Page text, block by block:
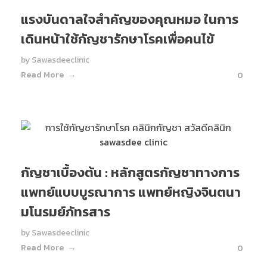
แรงบันดาลใจสำคัญของคุณหมอ ในการ
เดินหน้าใช้กัญชารักษาโรคเพื่อคนไข้
bySawasdeeclinic
Read More
0
กัญชาเบื้องต้น : หลักสูตรกัญชาทางการ
แพทย์แบบบูรณาการ แพทย์หญิงจินตนา
มโนรมย์ภัทรสาร
bySawasdeeclinic
Read More
0